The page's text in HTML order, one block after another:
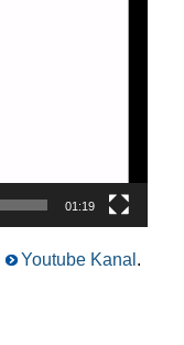
01:19
Youtube Kanal .